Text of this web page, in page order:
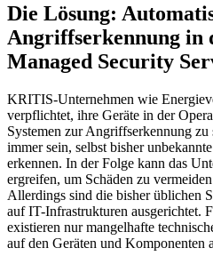
Die Lösung:
Angriffserkennung in
Managed Security
KRITIS-Unternehmen wie
verpflichtet, ihre Geräte in der
Systemen zur Angriffserkennung
immer sein, selbst bisher
erkennen. In der Folge kann das
ergreifen, um Schäden zu
Allerdings sind die bisher üblichen
auf IT-Infrastrukturen ausgerichtet.
existieren nur mangelhafte
auf den Geräten und Komponenten